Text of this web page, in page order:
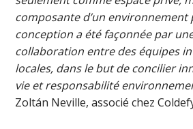
composante d’un environnement
conception a été façonnée par
collaboration entre des équipes
locales, dans le but de concilier
vie et responsabilité
Zoltán Neville, associé chez